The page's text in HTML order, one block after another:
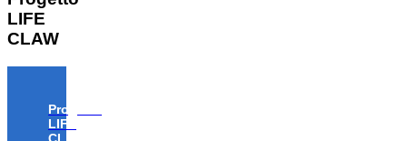
LIFE
CLAW
Progetto
LIFE
CLAW